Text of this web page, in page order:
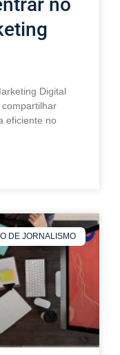
no
Digital
eficiente no
DE JORNALISMO